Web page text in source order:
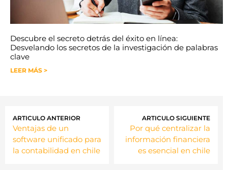
Descubre el secreto detrás del éxito en línea:
Desvelando los secretos de la investigación de palabras
clave
LEER MÁS >
ARTICULO ANTERIOR
Ventajas de un
software unificado para
la contabilidad en chile
ARTICULO SIGUIENTE
Por qué centralizar la
información financiera
es esencial en chile